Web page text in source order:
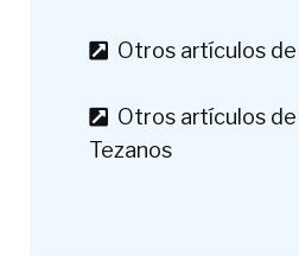
Otros artículos
Otros artículos
Tezanos